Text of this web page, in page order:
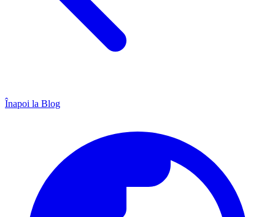
Înapoi la Blog